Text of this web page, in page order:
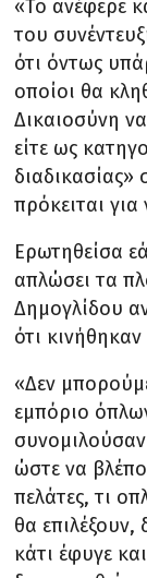
«Το ανέφερε
του
ότι όντως
οποίοι θα
Δικαιοσύνη
είτε ως
πρόκειται
Ερωτηθείσα
απλώσει τα
Δημογλίδου
ότι
«Δεν
εμπόριο
ώστε να
πελάτες, τι
θα
κάτι έφυγε